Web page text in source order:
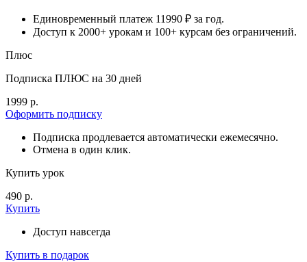
Единовременный платеж 11990 ₽ за год.
Доступ к 2000+ урокам и 100+ курсам без ограничений.
Плюс
Подписка ПЛЮС на 30 дней
1999 р.
Оформить подписку
Подписка продлевается автоматически ежемесячно.
Отмена в один клик.
Купить урок
490 р.
Купить
Доступ навсегда
Купить в подарок